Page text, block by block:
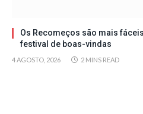
Os Recomeços são mais
festival de boas-vindas
4 AGOSTO, 2026 2 MINS READ